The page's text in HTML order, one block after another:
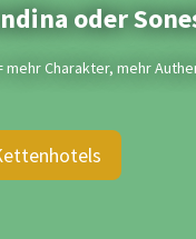
oder
mehr Charakter, mehr